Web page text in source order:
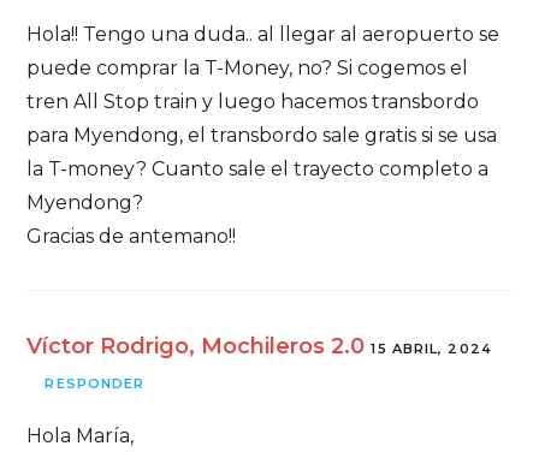
Hola!! Tengo una duda.. al llegar al aeropuerto se
puede comprar la T-Money, no? Si cogemos el
tren All Stop train y luego hacemos transbordo
para Myendong, el transbordo sale gratis si se usa
la T-money? Cuanto sale el trayecto completo a
Myendong?
Gracias de antemano!!
Víctor Rodrigo, Mochileros 2.0 15 ABRIL, 2024
RESPONDER
Hola María,